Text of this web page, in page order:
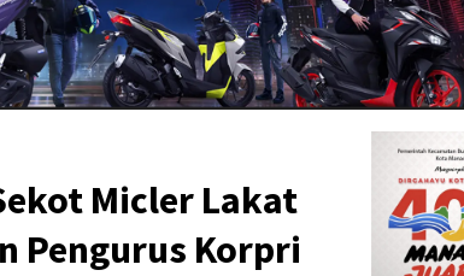
Micler Lakat
Pengurus Korpri